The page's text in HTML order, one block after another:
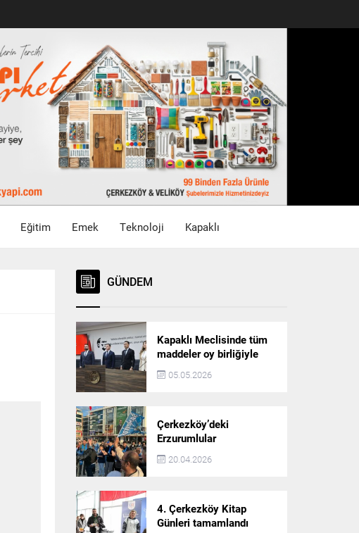
Eğitim Emek Teknoloji Kapaklı
GÜNDEM
Kapaklı Meclisinde tüm
maddeler oy birliğiyle
karara bağlandı
05.05.2026
Çerkezköy’deki
Erzurumlular
şampiyonluğu kutladı
20.04.2026
4. Çerkezköy Kitap
Günleri tamamlandı